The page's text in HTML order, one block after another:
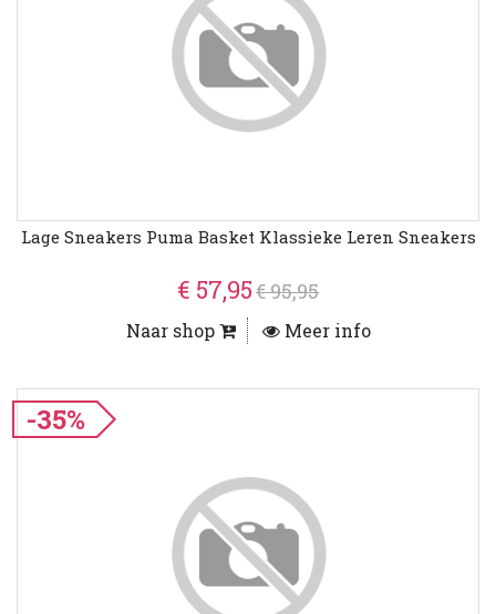
Lage Sneakers Puma Basket Klassieke Leren Sneakers
€ 57,95€ 95,95
Naar shop Meer info
-35%